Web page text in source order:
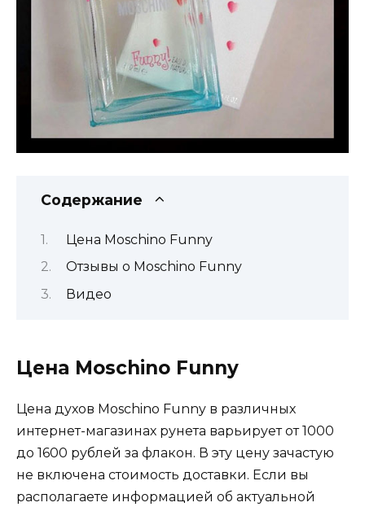
Содержание
Цена Moschino Funny
Отзывы о Moschino Funny
Видео
Цена Moschino Funny
Цена духов Moschino Funny в различных
интернет-магазинах рунета варьирует от 1000
до 1600 рублей за флакон. В эту цену зачастую
не включена стоимость доставки. Если вы
располагаете информацией об актуальной